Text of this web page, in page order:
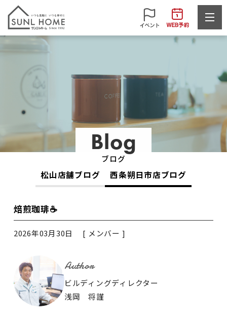
Blog
ブログ
松山店舗ブログ 西条朔日市店ブログ
焙煎珈琲☕
2026年03月30日 [ メンバー ]
Author
ビルディングディレクター
浅岡 将謹